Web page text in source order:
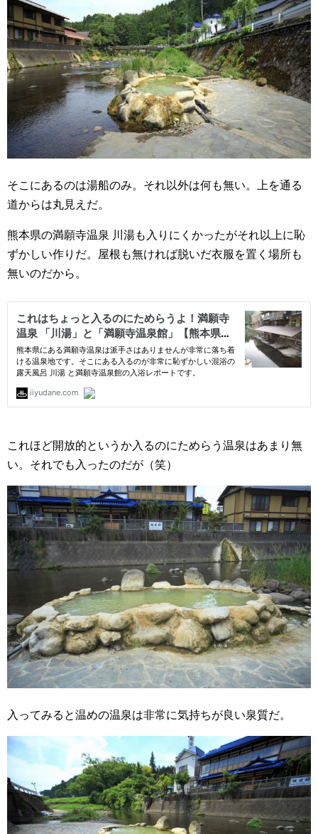
そこにあるのは湯船のみ。それ以外は何も無い。上を通る
道からは丸見えだ。
熊本県の満願寺温泉 川湯も入りにくかったがそれ以上に恥
ずかしい作りだ。屋根も無ければ脱いだ衣服を置く場所も
無いのだから。
これほど開放的というか入るのにためらう温泉はあまり無
い。それでも入ったのだが（笑）
入ってみると温めの温泉は非常に気持ちが良い泉質だ。